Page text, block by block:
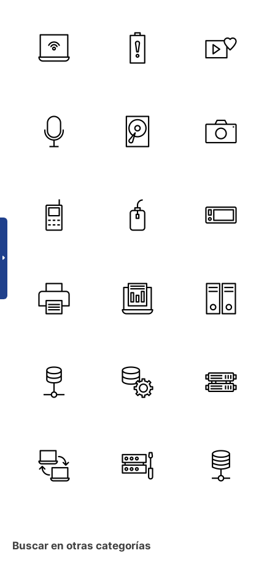
Buscar en otras categorías